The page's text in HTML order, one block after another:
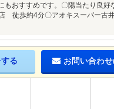
おすすめです。〇陽当たり良好
店 徒歩約4分〇アオキスーパー古
る お問い合わ